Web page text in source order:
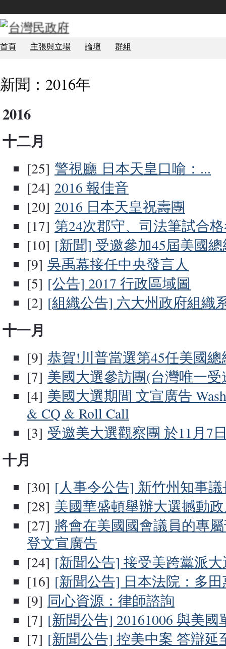
首頁 主張與立場 論壇 群組
新聞：2016年
2016
十二月
[25] 警視廳 日本天皇口喻：...
[24] 2016 報佳音
[20] 2016 日本天皇祝壽團
[17] 第24次郡守、司法筆試合
[10] [新聞] 受邀參加45屆美國
[9] 吳禹幕接任中央發言人
[5] [公告] 2017 行政區域圖
[2] [組織公告] 六大州政府組織
十一月
[9] 恭賀!川普當選第45任美國總
[7] 美國大選參訪團(台灣唯一受
[4] 美國大選期間 文宣廣告
& CQ & Roll Call
[3] 受邀美大選觀察團 於11月7
十月
[30] [人事令公告] 新竹州知事
[28] 美國華盛頓舉辦大選撼動
[27] 將會在美國國會議員的專
登文宣廣告
[24] [新聞公告] 接受美跨黨派
[16] [新聞公告] 日本法院：多
[9] 同心資源：律師諮詢
[7] [新聞公告] 20161006 與美國
[7] [新聞公告] 控美中案 答辯延